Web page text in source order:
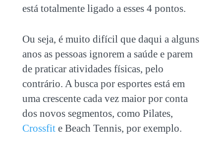
está totalmente ligado a esses 4 pontos.
Ou seja, é muito difícil que daqui a alguns
anos as pessoas ignorem a saúde e parem
de praticar atividades físicas, pelo
contrário. A busca por esportes está em
uma crescente cada vez maior por conta
dos novos segmentos, como Pilates,
Crossfite Beach Tennis, por exemplo.